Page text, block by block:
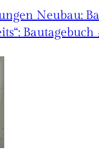
Neubau:
Bautagebuch